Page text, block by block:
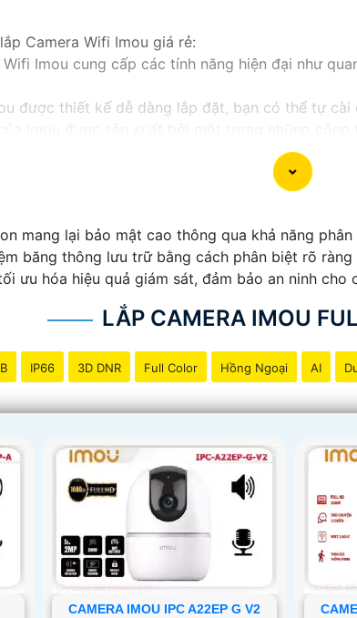
Camera Wifi Imou giá rẻ:
Imou cung cấp các tính năng hiện đại như
được thiết kế dễ dàng lắp đặt, bạn có thể tự
Wifi Imou thường được tích hợp các công
bạn tìm được lựa chọn hoàn hảo cho Camera
mang lại bảo mật cao thông qua khả năng
băng thông lưu trữ bằng cách phân biệt rõ
ưu hóa hiệu quả giám sát, đảm bảo an ninh
LẮP CAMERA IMOU
IP66 3D DNR Full Color Hồng Ngoại AI
CAMERA IMOU IPC A22EP G V2